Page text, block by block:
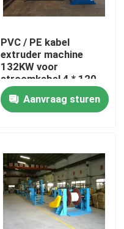
PVC / PE kabel
extruder machine
132KW voor
stroomkabel 4 * 120
Aanvraag sturen